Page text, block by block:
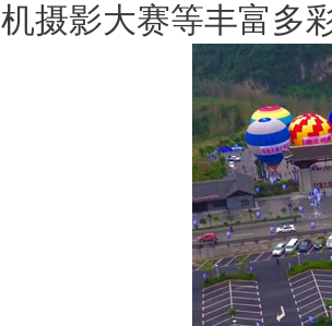
机摄影大赛等丰富多